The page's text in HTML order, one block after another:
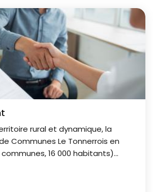
rural et dynamique, la
Communes Le Tonnerrois en
16 000 habitants)